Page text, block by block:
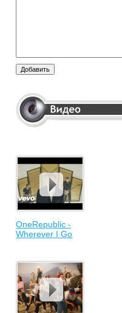
OneRepublic -
Wherever I Go